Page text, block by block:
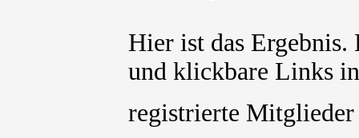
Hier ist das Ergebnis.
und klickbare Links
registrierte